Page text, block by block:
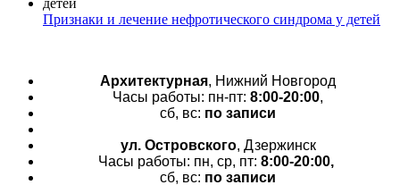
Признаки и лечение нефротического синдрома у детей
Архитектурная, Нижний Новгород
Часы работы: пн-пт: 8:00-20:00,
сб, вс: по записи
ул. Островского, Дзержинск
Часы работы: пн, ср, пт: 8:00-20:00,
сб, вс: по записи